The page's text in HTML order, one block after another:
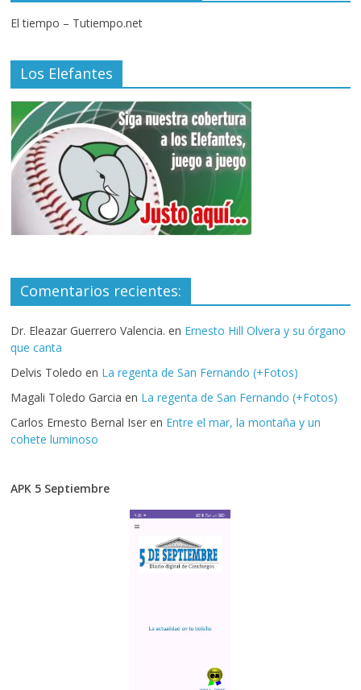
El tiempo – Tutiempo.net
Los Elefantes
Comentarios recientes:
Dr. Eleazar Guerrero Valencia. en Ernesto Hill Olvera y su órgano
que canta
Delvis Toledo en La regenta de San Fernando (+Fotos)
Magali Toledo Garcia en La regenta de San Fernando (+Fotos)
Carlos Ernesto Bernal Iser en Entre el mar, la montaña y un
cohete luminoso
APK 5 Septiembre